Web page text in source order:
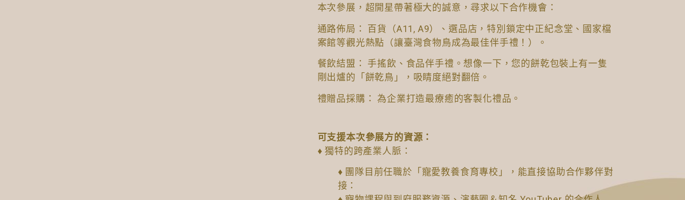
本次參展，超開星帶著極大的誠意，尋求以下合作機會：
通路佈局： 百貨（A11, A9）、選品店，特別鎖定中正紀念堂、國家檔
案館等觀光熱點（讓臺灣食物鳥成為最佳伴手禮！）。
餐飲結盟： 手搖飲、食品伴手禮。想像一下，您的餅乾包裝上有一隻
剛出爐的「餅乾鳥」，吸睛度絕對翻倍。
禮贈品採購： 為企業打造最療癒的客製化禮品。
可支援本次參展方的資源：
♦ 獨特的跨產業人脈：
♦ 團隊目前任職於「寵愛教養食育專校」，能直接協助合作夥伴對
接：